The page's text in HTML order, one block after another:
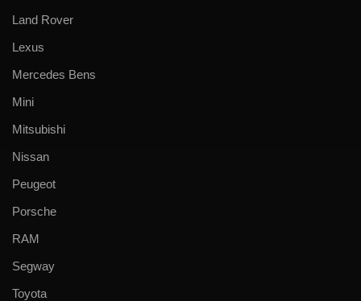
Land Rover
Lexus
Mercedes Bens
Mini
Mitsubishi
Nissan
Peugeot
Porsche
RAM
Segway
Toyota